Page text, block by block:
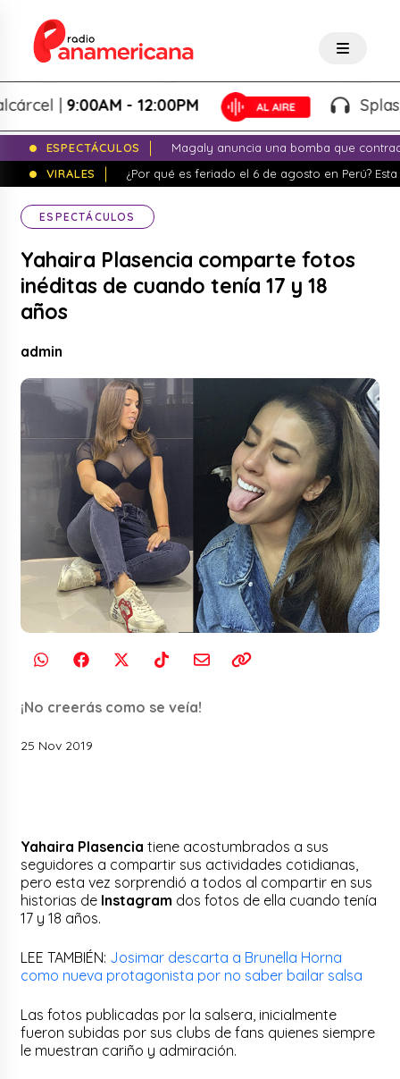
|9:00AM - 12:00PM Splash! -
ESPECTÁCULOS
Magaly anuncia una bomba que
VIRALES
¿Por qué es feriado el 6 de agosto en Perú?
ESPECTÁCULOS
Yahaira Plasencia comparte fotos
inéditas de cuando tenía 17 y 18
años
admin
¡No creerás como se veía!
25 Nov 2019
Yahaira Plasencia tiene acostumbrados a sus
seguidores a compartir sus actividades cotidianas,
pero esta vez sorprendió a todos al compartir en sus
historias de Instagram dos fotos de ella cuando tenía
17 y 18 años.
LEE TAMBIÉN: Josimar descarta a Brunella Horna
como nueva protagonista por no saber bailar salsa
Las fotos publicadas por la salsera, inicialmente
fueron subidas por sus clubs de fans quienes siempre
le muestran cariño y admiración.